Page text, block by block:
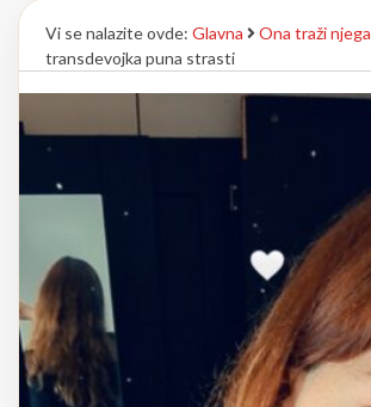
Vi se nalazite ovde: Glavna Ona traži njega
transdevojka puna strasti